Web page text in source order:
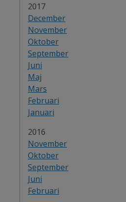
År:
2017
December
November
Oktober
September
Juni
Maj
Mars
Februari
Januari
År:
2016
November
Oktober
September
Juni
Februari